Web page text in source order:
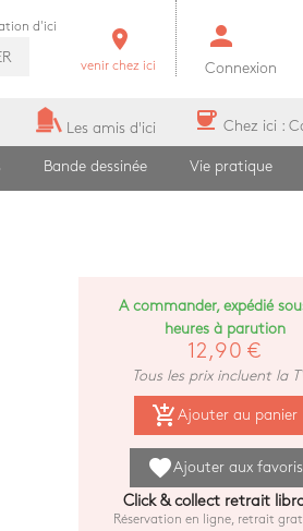
d'ici room
venir chez ici
person
Connexion
Les amis d'ici coffee Chez ici :
Bande dessinée Vie pratique
A commander, expédié
heures à parution
12,90 €
Tous les prix incluent la
add_shopping_cart Ajouter au panier
favoriteAjouter aux favoris
Click & collect retrait
Réservation en ligne, retrait